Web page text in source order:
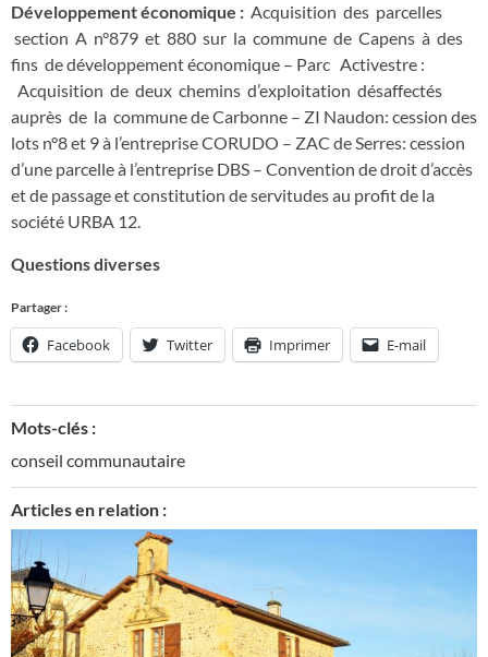
Développement économique : Acquisition des parcelles
section A n°879 et 880 sur la commune de Capens à des
fins de développement économique – Parc Activestre :
Acquisition de deux chemins d’exploitation désaffectés
auprès de la commune de Carbonne – ZI Naudon: cession des
lots n°8 et 9 à l’entreprise CORUDO – ZAC de Serres: cession
d’une parcelle à l’entreprise DBS – Convention de droit d’accès
et de passage et constitution de servitudes au profit de la
société URBA 12.
Questions diverses
Partager :
Facebook Twitter Imprimer E-mail
Mots-clés :
conseil communautaire
Articles en relation :